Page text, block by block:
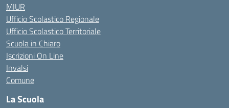
MIUR
Ufficio Scolastico Regionale
Ufficio Scolastico Territoriale
Scuola in Chiaro
Iscrizioni On Line
Invalsi
Comune
La Scuola